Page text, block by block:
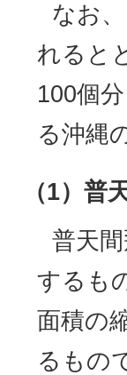
なお
れると
100個
る沖縄
（1）普
普天
するも
面積の
るもの